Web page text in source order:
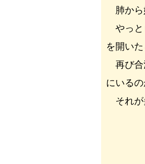
肺から
やっと
を開い
再び合
にいるの
それが